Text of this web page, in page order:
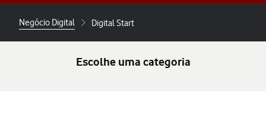
Negócio Digital Digital Start
Escolhe uma categoria